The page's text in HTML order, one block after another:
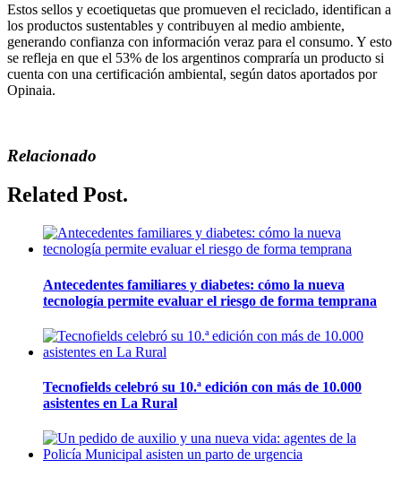
Estos sellos y ecoetiquetas que promueven el reciclado, identifican a
los productos sustentables y contribuyen al medio ambiente,
generando confianza con información veraz para el consumo. Y esto
se refleja en que el 53% de los argentinos compraría un producto si
cuenta con una certificación ambiental, según datos aportados por
Opinaia.
Relacionado
Related Post.
Antecedentes familiares y diabetes: cómo la nueva
tecnología permite evaluar el riesgo de forma temprana
Tecnofields celebró su 10.ª edición con más de 10.000
asistentes en La Rural